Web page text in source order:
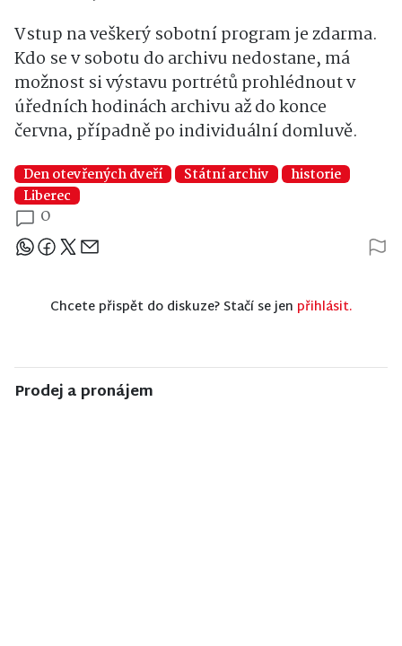
Vstup na veškerý sobotní program je zdarma.
Kdo se v sobotu do archivu nedostane, má
možnost si výstavu portrétů prohlédnout v
úředních hodinách archivu až do konce
června, případně po individuální domluvě.
Den otevřených dveří Státní archiv
historie
Liberec
0
Sdílejte článek
Chcete přispět do diskuze? Stačí se jen přihlásit.
Prodej a pronájem